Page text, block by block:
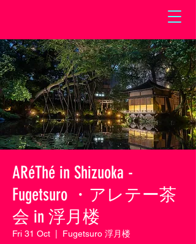
ARéThé in Shizuoka -
Fugetsuro ・アレテー茶
会 in 浮月楼
Fri 31 Oct Fugetsuro 浮月楼